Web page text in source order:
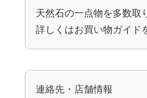
天然石の一点物を多数取
詳しくはお買い物ガイド
連絡先・店舗情報